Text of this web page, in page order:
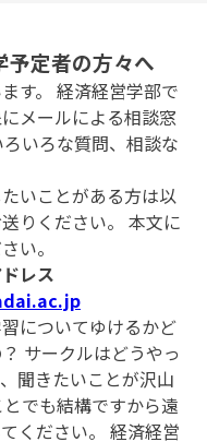
予定者の方々へ
す。 経済経営学部で
メールによる相談窓
いろな質問、相談な
いことがある方は以
りください。 本文に
い。
レス
についてゆけるかど
サークルはどうやっ
聞きたいことが沢山
でも結構ですから遠
ください。 経済経営